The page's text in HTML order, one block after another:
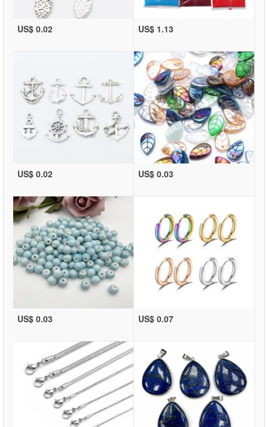
US$ 0.02 US$ 1.13
US$ 0.02 US$ 0.03
US$ 0.03 US$ 0.07